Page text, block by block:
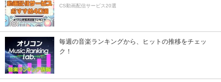
CS動画配信サービス20選
毎週の音楽ランキングから、ヒットの推移をチェッ
ク！